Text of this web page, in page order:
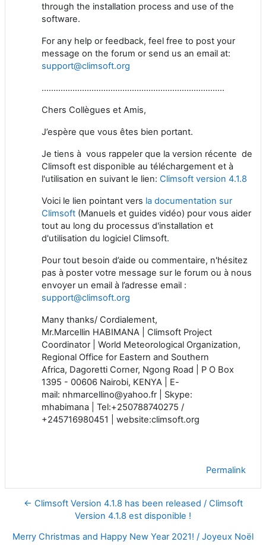
through the installation process and use of the
software.
For any help or feedback, feel free to post your
message on the forum or send us an email at:
support@climsoft.org
…………………………………………………………………..
Chers Collègues et Amis,
J’espère que vous êtes bien portant.
Je tiens à vous rappeler que la version récente de
Climsoft est disponible au téléchargement et à
l'utilisation en suivant le lien: Climsoft version 4.1.8
Voici le lien pointant vers la documentation sur
Climsoft (Manuels et guides vidéo) pour vous aider
tout au long du processus d'installation et
d'utilisation du logiciel Climsoft.
Pour tout besoin d’aide ou commentaire, n'hésitez
pas à poster votre message sur le forum ou à nous
envoyer un email à l’adresse email :
support@climsoft.org
Many thanks/ Cordialement,
Mr.Marcellin HABIMANA | Climsoft Project
Coordinator | World Meteorological Organization,
Regional Office for Eastern and Southern
Africa, Dagoretti Corner, Ngong Road | P O Box
1395 - 00606 Nairobi, KENYA | E-
mail: nhmarcellino@yahoo.fr | Skype:
mhabimana | Tel:+250788740275 /
+245716980451 | website:climsoft.org
Permalink
← Climsoft Version 4.1.8 has been released / Climsoft
Version 4.1.8 est disponible !
Merry Christmas and Happy New Year 2021! / Joyeux Noël